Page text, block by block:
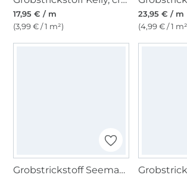
17,95 € / m
(3,99 € / 1 m²)
23,95 € / m
(4,99 € / 1
Grobstrickstoff Seemannsstrick, jeansblau